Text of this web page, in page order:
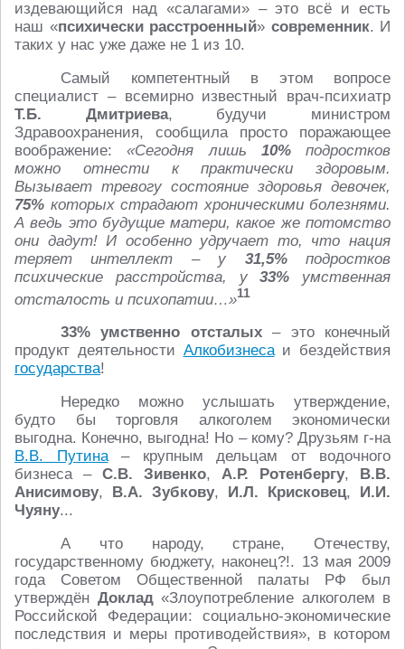
издевающийся над «салагами» – это всё и есть
наш «психически расстроенный» современник. И
таких у нас уже даже не 1 из 10.
Самый компетентный в этом вопросе
специалист – всемирно известный врач-психиатр
Т.Б. Дмитриева, будучи министром
Здравоохранения, сообщила просто поражающее
воображение:«Сегодня лишь 10%подростков
можно отнести к практически здоровым.
Вызывает тревогу состояние здоровья девочек,
75% которых страдают хроническими болезнями.
А ведь это будущие матери, какое же потомство
они дадут! И особенно удручает то, что нация
теряет интеллект – у 31,5%подростков
психические расстройства, у33% умственная
отсталость и психопатии…»11
33% умственно отсталых– это конечный
продукт деятельности Алкобизнесаи бездействия
государства!
Нередко можно услышать утверждение,
будто бы торговля алкоголем экономически
выгодна. Конечно, выгодна! Но – кому? Друзьям г-на
В.В. Путина– крупным дельцам от водочного
бизнеса – С.В. Зивенко, А.Р. Ротенбергу,
В.В.
Анисимову, В.А. Зубкову, И.Л. Крисковец,
И.И.
Чуяну...
А что народу, стране, Отечеству,
государственному бюджету, наконец?!. 13 мая 2009
года Советом Общественной палаты РФ был
утверждён Доклад«Злоупотребление алкоголем в
Российской Федерации: социально-экономические
последствия и меры противодействия», в котором